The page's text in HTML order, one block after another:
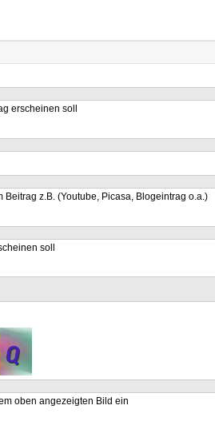
erscheinen soll
Beitrag z.B. (Youtube, Picasa, Blogeintrag o.a.)
soll
oben angezeigten Bild ein